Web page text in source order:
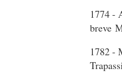
1774 -
breve
1782 -